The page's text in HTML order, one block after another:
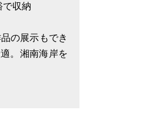
収納
の展示もでき
。湘南海岸を